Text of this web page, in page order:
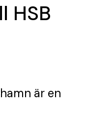
HSB
är en